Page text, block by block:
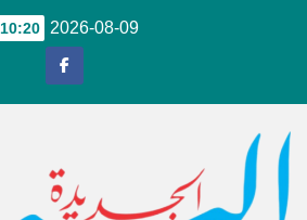
2026-08-09
10:20